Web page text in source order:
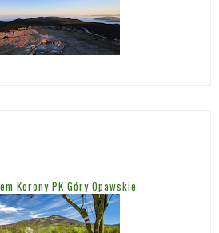
Korony PK Góry Opawskie